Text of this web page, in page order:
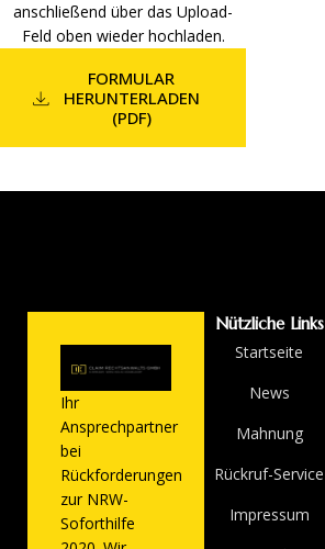
anschließend über das Upload-
Feld oben wieder hochladen.
FORMULAR
HERUNTERLADEN
(PDF)
Ihr
Ansprechpartner
bei
Rückforderungen
zur NRW-
Soforthilfe
Nützliche Links
Startseite
News
Mahnung
Rückruf-Service
Impressum